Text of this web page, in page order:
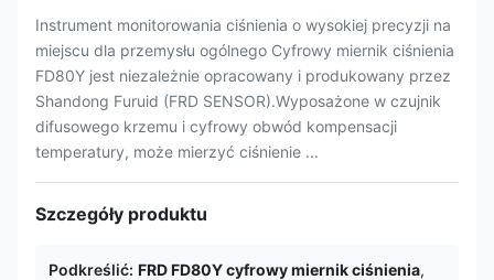
Instrument monitorowania ciśnienia o wysokiej precyzji na
miejscu dla przemysłu ogólnego Cyfrowy miernik ciśnienia
FD80Y jest niezależnie opracowany i produkowany przez
Shandong Furuid (FRD SENSOR).Wyposażone w czujnik
difusowego krzemu i cyfrowy obwód kompensacji
temperatury, może mierzyć ciśnienie ...
Szczegóły produktu
Podkreślić: FRD FD80Y cyfrowy miernik ciśnienia,